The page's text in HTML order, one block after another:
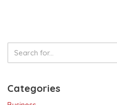
Categories